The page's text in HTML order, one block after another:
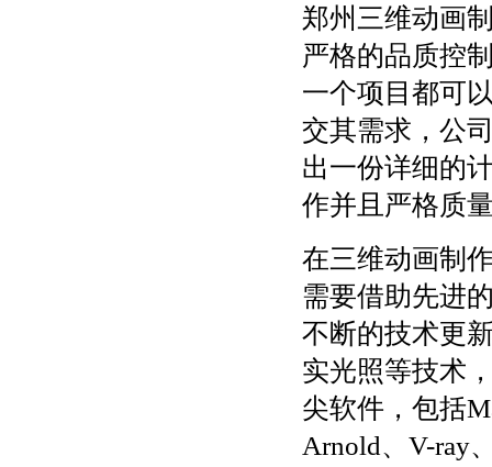
郑州三维动画
严格的品质控
一个项目都可
交其需求，公
出一份详细的
作并且严格质
在三维动画制
需要借助先进
不断的技术更
实光照等技术
尖软件，包括
Arnold、V-ray